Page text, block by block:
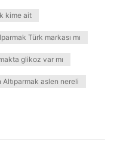
kime ait
Türk markası mı
glikoz var mı
Altıparmak aslen nereli